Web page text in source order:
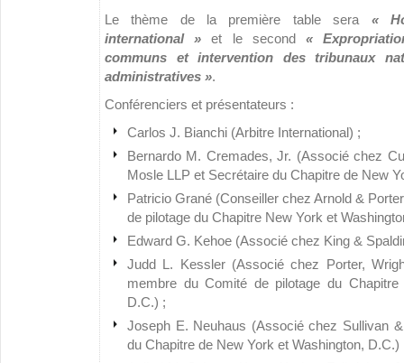
Le thème de la première table sera «
international » et le second«
communs et intervention des tribunaux
administratives ».
Conférenciers et présentateurs :
Carlos J. Bianchi (Arbitre International) ;
Bernardo M. Cremades, Jr. (Associé chez
Mosle LLP et Secrétaire du Chapitre de New
Patricio Grané (Conseiller chez Arnold &
de pilotage du Chapitre New York et
Edward G. Kehoe (Associé chez King &
Judd L. Kessler (Associé chez Porter,
membre du Comité de pilotage du
D.C.) ;
Joseph E. Neuhaus (Associé chez Sullivan
du Chapitre de New York et Washington, D.C.)